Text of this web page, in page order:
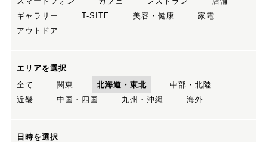
ギャラリー
T-SITE 美容・健康
家電
アウトドア
エリアを選択
全て
関東 北海道・東北
中部・北陸
近畿
中国・四国 九州・沖縄 海外
日時を選択